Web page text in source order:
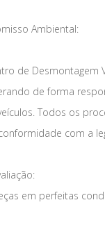
Ambiental:
de Desmontagem
de forma
Todos os
com a
em perfeitas